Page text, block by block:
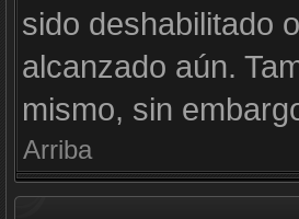
sido deshabilitado
alcanzado aún.
mismo, sin
Arriba